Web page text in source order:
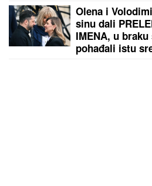
Olena i
sinu dali
IMENA, u
pohađali istu